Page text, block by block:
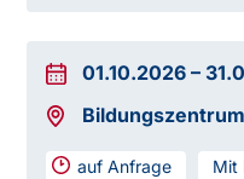
01.10.2026 –
auf Anfrage Mit